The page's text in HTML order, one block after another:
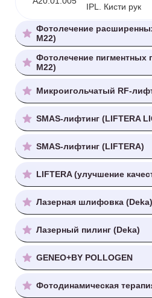
IPL. Кисти рук
Фотолечение
M22)
Фотолечение пигментных
M22)
Микроигольчатый RF-
SMAS-лифтинг (LIFTERA
SMAS-лифтинг (LIFTERA)
LIFTERA (улучшение
Лазерная шлифовка (Deka)
Лазерный пилинг (Deka)
GENEO+BY POLLOGEN
Фотодинамическая